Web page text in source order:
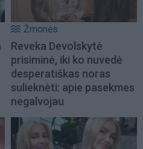
Žmonės
Reveka Devolskytė
prisiminė, iki ko nuvedė
desperatiškas noras
sulieknėti: apie pasekmes
negalvojau